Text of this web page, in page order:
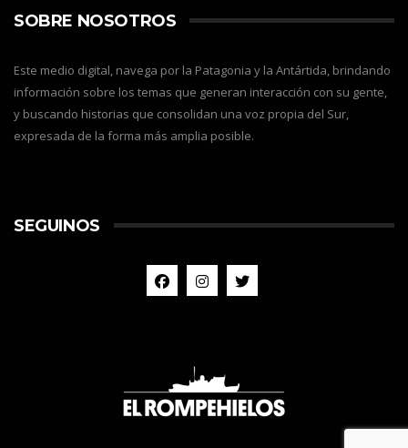
SOBRE NOSOTROS
Este medio digital, navega por la Patagonia y la Antártida, brindando
información sobre los temas que generan interacción con su gente,
y buscando historias que consolidan una voz propia del Sur,
expresada de la forma más amplia posible.
SEGUINOS